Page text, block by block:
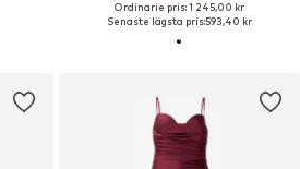
Ordinarie pris: 1 245,00 kr
Senaste lägsta pris:593,40 kr